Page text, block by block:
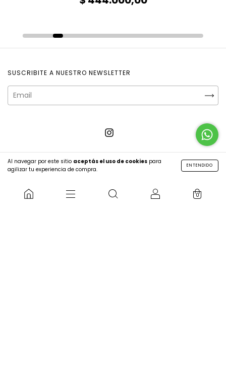
Al navegar por este sitio aceptás el uso de cookies para
agilizar tu experiencia de compra.
ENTENDIDO
0
SUSCRIBITE A NUESTRO NEWSLETTER
DSMEN
PROMOCIONES